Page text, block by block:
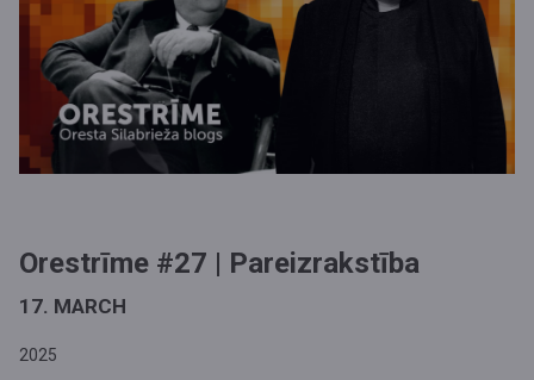
Orestrīme #27 | Pareizrakstība
17. MARCH
2025